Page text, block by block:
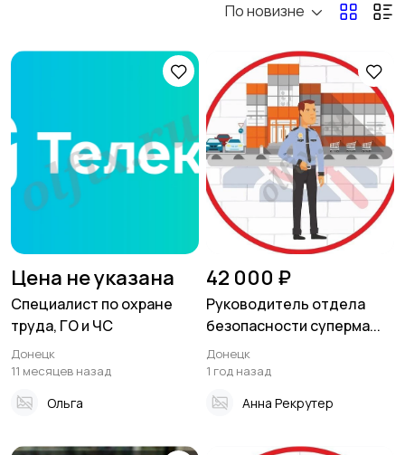
энергетика1
Домашний персонал 3 Издательства и СМИ
технологии23
Искусство и
развлечения1
Магазины Маркетинг и реклама
25
Медицина1 Начало карьеры
По новизне
Цена не указана
Специалист по охране
труда, ГО и ЧС
Донецк
11 месяцев назад
Ольга
42 000 ₽
Руководитель отдела
безопасности суперма...
Донецк
1 год назад
Анна Рекрутер